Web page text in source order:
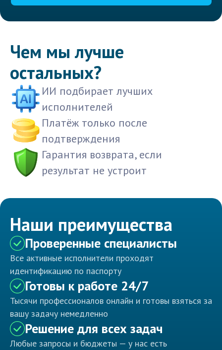
Чем мы лучше
остальных?
ИИ подбирает лучших
исполнителей
Платёж только после
подтверждения
Гарантия возврата, если
результат не устроит
Наши преимущества
Проверенные специалисты
Все активные исполнители проходят
идентификацию по паспорту
Готовы к работе 24/7
Тысячи профессионалов онлайн и готовы взяться за
вашу задачу немедленно
Решение для всех задач
Любые запросы и бюджеты — у нас есть